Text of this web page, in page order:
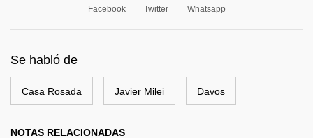
Facebook Twitter Whatsapp
Se habló de
Casa Rosada Javier Milei Davos
NOTAS RELACIONADAS